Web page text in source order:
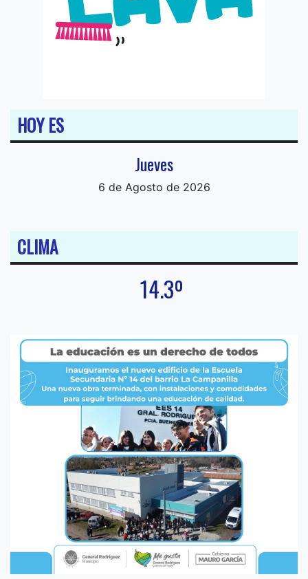
HOY ES
Jueves
6 de Agosto de 2026
CLIMA
14.3º